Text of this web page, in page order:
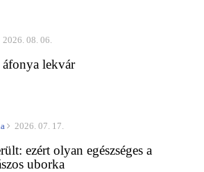
2026. 08. 06.
lekvár
2026. 07. 17.
ezért olyan egészséges a
uborka